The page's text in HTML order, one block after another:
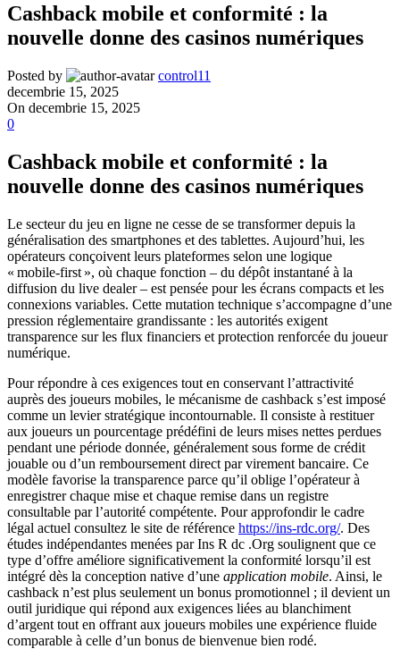
Cashback mobile et conformité : la
nouvelle donne des casinos numériques
Posted by
control11
decembrie 15, 2025
On decembrie 15, 2025
0
Cashback mobile et conformité : la
nouvelle donne des casinos numériques
Le secteur du jeu en ligne ne cesse de se transformer depuis la
généralisation des smartphones et des tablettes. Aujourd’hui, les
opérateurs conçoivent leurs plateformes selon une logique
« mobile‑first », où chaque fonction – du dépôt instantané à la
diffusion du live dealer – est pensée pour les écrans compacts et les
connexions variables. Cette mutation technique s’accompagne d’une
pression réglementaire grandissante : les autorités exigent
transparence sur les flux financiers et protection renforcée du joueur
numérique.
Pour répondre à ces exigences tout en conservant l’attractivité
auprès des joueurs mobiles, le mécanisme de cashback s’est imposé
comme un levier stratégique incontournable. Il consiste à restituer
aux joueurs un pourcentage prédéfini de leurs mises nettes perdues
pendant une période donnée, généralement sous forme de crédit
jouable ou d’un remboursement direct par virement bancaire. Ce
modèle favorise la transparence parce qu’il oblige l’opérateur à
enregistrer chaque mise et chaque remise dans un registre
consultable par l’autorité compétente. Pour approfondir le cadre
légal actuel consultez le site de référence https://ins-rdc.org/. Des
études indépendantes menées par Ins R dc .Org soulignent que ce
type d’offre améliore significativement la conformité lorsqu’il est
intégré dès la conception native d’une application mobile. Ainsi, le
cashback n’est plus seulement un bonus promotionnel ; il devient un
outil juridique qui répond aux exigences liées au blanchiment
d’argent tout en offrant aux joueurs mobiles une expérience fluide
comparable à celle d’un bonus de bienvenue bien rodé.